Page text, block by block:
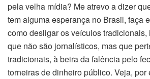
pela velha mídia? Me atrevo a dizer
tem alguma esperança no Brasil, faça
como desligar os veículos
que não são jornalísticos, mas que
tradicionais, à beira da falência pelo
torneiras de dinheiro público. Veja, por